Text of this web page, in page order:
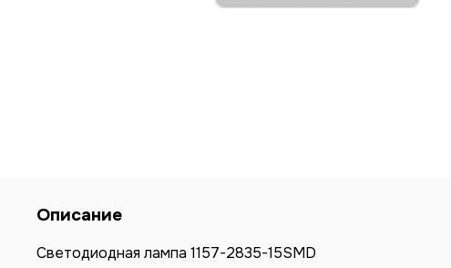
Описание
Светодиодная лампа 1157-2835-15SMD